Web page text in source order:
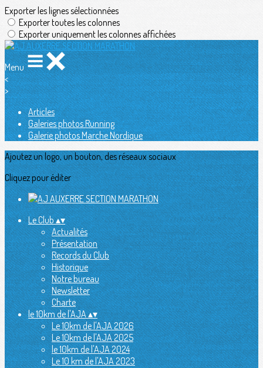
Exporter les lignes sélectionnées
Exporter toutes les colonnes
Exporter uniquement les colonnes affichées
Menu
<
>
Articles
Galeries photos Running
Galerie photos Marche Nordique
Ajoutez un logo, un bouton, des réseaux sociaux
Cliquez pour éditer
Le Club▴▾
Actualités
Présentation
Records du Club
Historique
Notre bureau
Newsletter
Charte
le 10km de l'AJA▴▾
Le 10km de l'AJA 2026
Le 10km de l'AJA 2025
le 10km de l'AJA 2024
Le 10 km de l'AJA 2023